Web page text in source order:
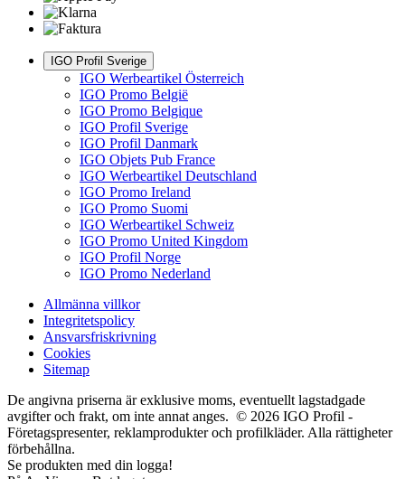
IGO Profil Sverige
IGO Werbeartikel Österreich
IGO Promo België
IGO Promo Belgique
IGO Profil Sverige
IGO Profil Danmark
IGO Objets Pub France
IGO Werbeartikel Deutschland
IGO Promo Ireland
IGO Promo Suomi
IGO Werbeartikel Schweiz
IGO Promo United Kingdom
IGO Profil Norge
IGO Promo Nederland
Allmänna villkor
Integritetspolicy
Ansvarsfriskrivning
Cookies
Sitemap
De angivna priserna är exklusive moms, eventuellt lagstadgade
avgifter och frakt, om inte annat anges. © 2026 IGO Profil -
Företagspresenter, reklamprodukter och profilkläder. Alla rättigheter
förbehållna.
Se produkten med din logga!